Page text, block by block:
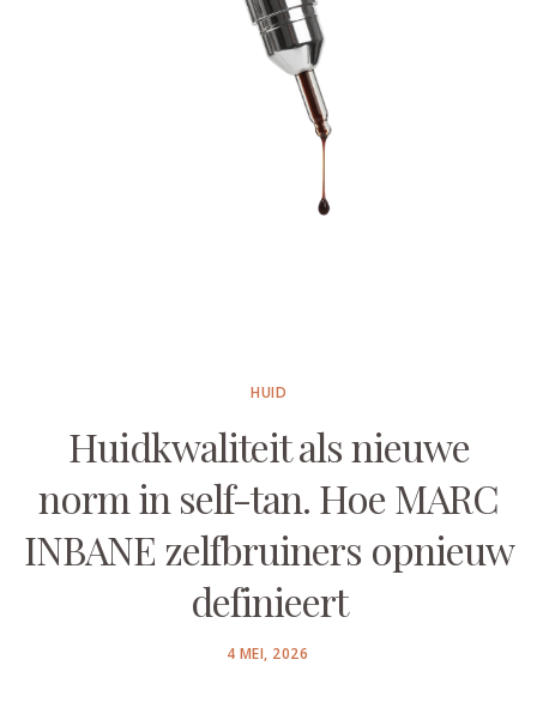
HUID
Huidkwaliteit als nieuwe
norm in self-tan. Hoe MARC
INBANE zelfbruiners opnieuw
definieert
POSTED
4 MEI, 2026